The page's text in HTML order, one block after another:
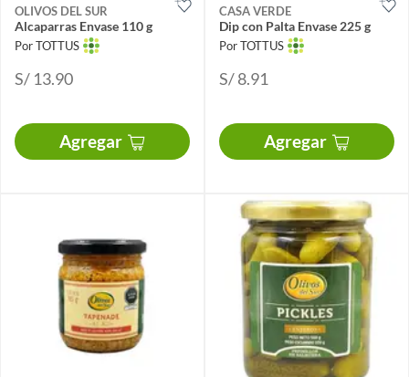
OLIVOS DEL SUR
Alcaparras Envase 110 g
Por TOTTUS
S/ 13.90
Agregar
CASA VERDE
Dip con Palta Envase 225 g
Por TOTTUS
S/ 8.91
Agregar